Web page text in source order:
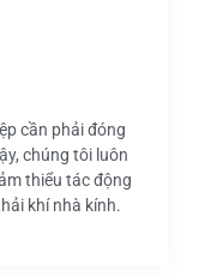
cần phải đóng
chúng tôi luôn
thiểu tác động
khí nhà kính.